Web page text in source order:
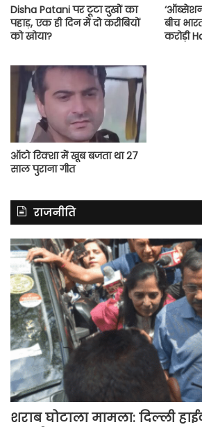
Disha Patani पर टूटा दुखों का
पहाड़, एक ही दिन में दो करीबियों
को खोया?
बीच
करोड़ी
ऑटो रिक्शा में खूब बजता था 27
साल पुराना गीत
राजनीति
शराब घोटाला मामला: दिल्ली